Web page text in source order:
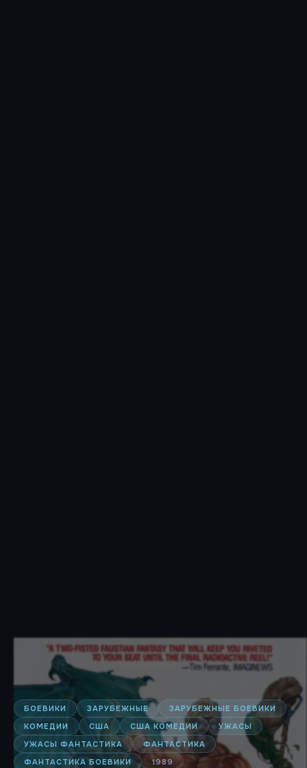
БОЕВИКИ ЗАРУБЕЖНЫЕ
ЗАРУБЕЖНЫЕ БОЕВИКИ
КОМЕДИИ
США США КОМЕДИИ
УЖАСЫ
УЖАСЫ ФАНТАСТИКА
ФАНТАСТИКА
ФАНТАСТИКА БОЕВИКИ
1989